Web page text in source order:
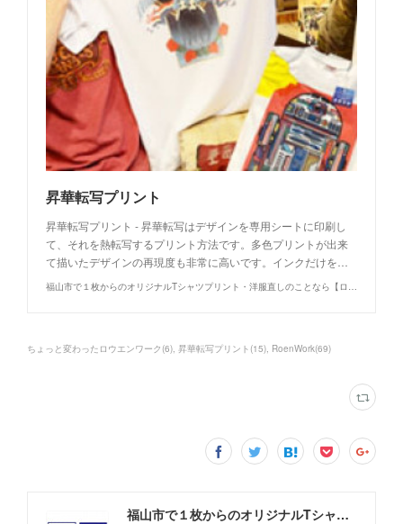
昇華転写プリント
昇華転写プリント - 昇華転写はデザインを専用シートに印刷し
て、それを熱転写するプリント方法です。多色プリントが出来
て描いたデザインの再現度も非常に高いです。インクだけを…
福山市で１枚からのオリジナルTシャツプリント・洋服直しのことなら【ロウエン - ROEN】
ちょっと変わったロウエンワーク (6) 昇華転写プリント (15) RoenWork(69)
福山市で１枚からのオリジナルTシャツプリント・洋服直しのことなら【ロウエン - ROEN】